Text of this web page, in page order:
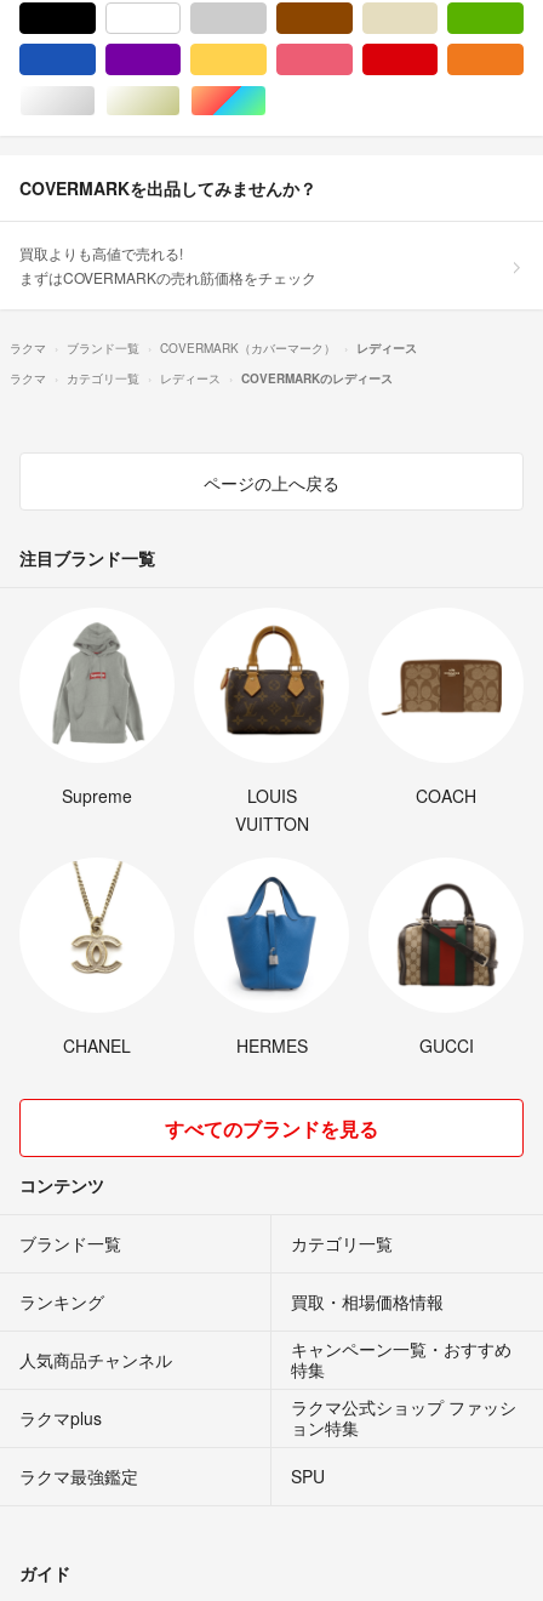
シルバー/銀色系ゴールド/金色系マルチカラー
COVERMARKを出品してみませんか？
買取よりも高値で売れる!
まずはCOVERMARKの売れ筋価格をチェック
ラクマ ブランド一覧 COVERMARK（カバーマーク）
レディース
ラクマ
カテゴリ一覧 レディース COVERMARKのレディース
ページの上へ戻る
注目ブランド一覧
Supreme
LOUIS
VUITTON
COACH
CHANEL HERMES GUCCI
すべてのブランドを見る
コンテンツ
ブランド一覧 カテゴリ一覧
ランキング 買取・相場価格情報
人気商品チャンネル
キャンペーン一覧・おすすめ
特集
ラクマplus
ラクマ公式ショップ ファッシ
ョン特集
ラクマ最強鑑定
SPU
ガイド